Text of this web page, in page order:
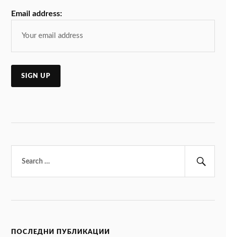
Email address:
ПОСЛЕДНИ ПУБЛИКАЦИИ